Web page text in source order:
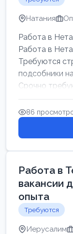
Натания
Работа в
Работа в
Требуются
подсобники
Срочно
86
Работа в
вакансии
опыта
Требуются
Иерусалим